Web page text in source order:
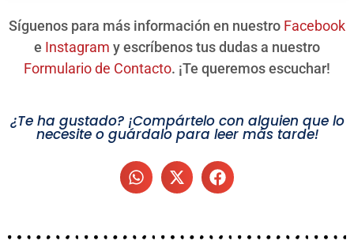
Síguenos para más información en nuestro Facebook
e Instagram y escríbenos tus dudas a nuestro
Formulario de Contacto. ¡Te queremos escuchar!
¿Te ha gustado? ¡Compártelo con alguien que lo
necesite o guárdalo para leer más tarde!